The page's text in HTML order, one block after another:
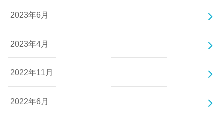
2023年6月
2023年4月
2022年11月
2022年6月